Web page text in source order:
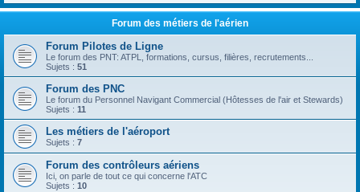
Forum des métiers de l'aérien
Forum Pilotes de Ligne
Le forum des PNT: ATPL, formations, cursus, filières, recrutements...
Sujets : 51
Forum des PNC
Le forum du Personnel Navigant Commercial (Hôtesses de l'air et Stewards)
Sujets : 11
Les métiers de l'aéroport
Sujets : 7
Forum des contrôleurs aériens
Ici, on parle de tout ce qui concerne l'ATC
Sujets : 10